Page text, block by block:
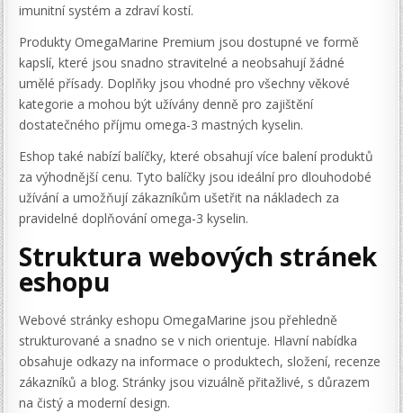
imunitní systém a zdraví kostí.
Produkty OmegaMarine Premium jsou dostupné ve formě
kapslí, které jsou snadno stravitelné a neobsahují žádné
umělé přísady. Doplňky jsou vhodné pro všechny věkové
kategorie a mohou být užívány denně pro zajištění
dostatečného příjmu omega-3 mastných kyselin.
Eshop také nabízí balíčky, které obsahují více balení produktů
za výhodnější cenu. Tyto balíčky jsou ideální pro dlouhodobé
užívání a umožňují zákazníkům ušetřit na nákladech za
pravidelné doplňování omega-3 kyselin.
Struktura webových stránek
eshopu
Webové stránky eshopu OmegaMarine jsou přehledně
strukturované a snadno se v nich orientuje. Hlavní nabídka
obsahuje odkazy na informace o produktech, složení, recenze
zákazníků a blog. Stránky jsou vizuálně přitažlivé, s důrazem
na čistý a moderní design.